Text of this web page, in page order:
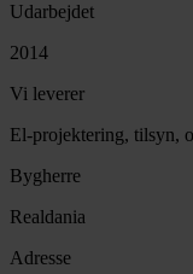
Udarbejdet
2014
Vi leverer
El-projektering, tilsyn,
Bygherre
Realdania
Adresse